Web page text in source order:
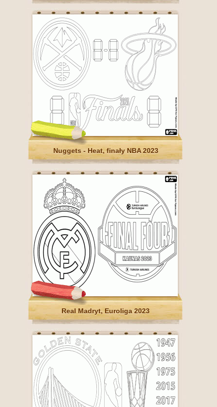
Nuggets - Heat, finały NBA 2023
Real Madryt, Euroliga 2023